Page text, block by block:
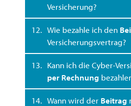
Versicherung?
12. Wie bezahle ich den
Versicherungsvertrag?
13. Kann ich die Cyber-
per Rechnung
14. Wann wird der Beitrag